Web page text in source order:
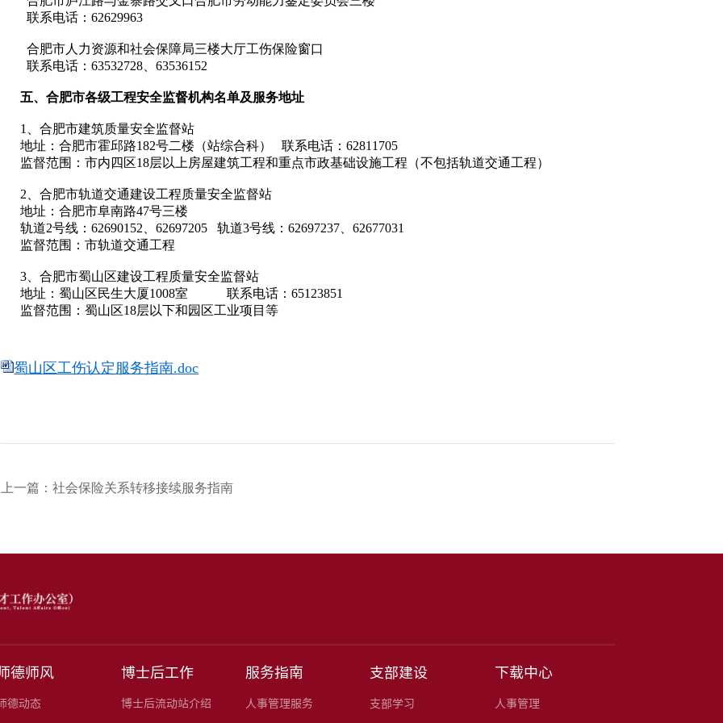
联系电话：62629963
合肥市人力资源和社会保障局三楼大厅工伤保险窗口
联系电话：63532728 、63536152
五、合肥市各级工程安全监督机构名单及服务地址
1
、合肥市建筑质量安全监督站
地址：合肥市霍邱路182号二楼（站综合科） 联系电话：62811705
监督范围：市内四区18层以上房屋建筑工程和重点市政基础设施工程（不包括轨道交通工程）
2 、合肥市轨道交通建设工程质量安全监督站
地址：合肥市阜南路47号三楼
轨道2号线：62690152 、62697205 轨道3号线：62697237 、62677031
监督范围：市轨道交通工程
3 、合肥市蜀山区建设工程质量安全监督站
地址：蜀山区民生大厦1008室 联系电话：65123851
监督范围：蜀山区18层以下和园区工业项目等
蜀山区工伤认定服务指南.doc
上一篇：社会保险关系转移接续服务指南
德师风
德动态
博士后工作
博士后流动站介绍
服务指南
人事管理服务
支部建设
支部学习
下载中心
人事管理